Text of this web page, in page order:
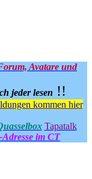
Avatare und
jeder lesen !!
kommen hier
Tapatalk
im CT